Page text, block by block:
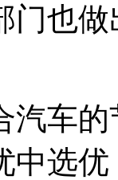
门也
汽车
中选